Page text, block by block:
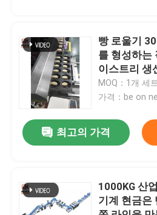
연락주세요
뉴스
경우
식량 생산 라인
빵 로울기
를 형성하는
이스트리 생
MOQ：1개 세트
가격：be on
최고의 가격
1000KG 산
기계 현금은